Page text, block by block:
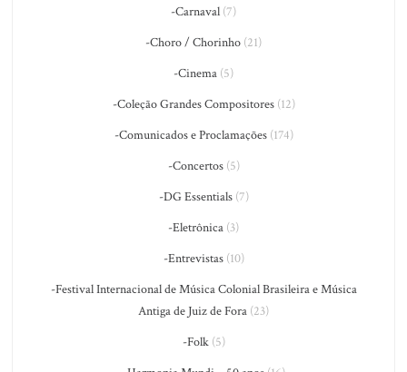
-Carnaval (7)
-Choro / Chorinho (21)
-Cinema (5)
-Coleção Grandes Compositores(12)
-Comunicados e Proclamações(174)
-Concertos(5)
-DG Essentials(7)
-Eletrônica (3)
-Entrevistas(10)
-Festival Internacional de Música Colonial Brasileira e Música
Antiga de Juiz de Fora (23)
-Folk(5)